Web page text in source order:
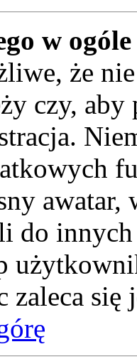
w
że
czy, aby
do
zaleca się